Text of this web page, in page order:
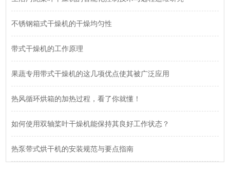
不锈钢箱式干燥机的干燥均匀性
带式干燥机的工作原理
果蔬专用带式干燥机的这几项优点使其被广泛应用
热风循环烘箱的加热过程，看了你就懂！
如何使用双轴桨叶干燥机能保持其良好工作状态？
热泵带式烘干机的安装规范与要点指南